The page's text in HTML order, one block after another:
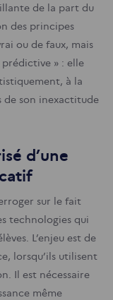
de la part du
des principes
ou de faux, mais
» : elle
à la
de son inexactitude
d’une
sur le fait
technologies qui
L’enjeu est de
lorsqu’ils utilisent
Il est nécessaire
même